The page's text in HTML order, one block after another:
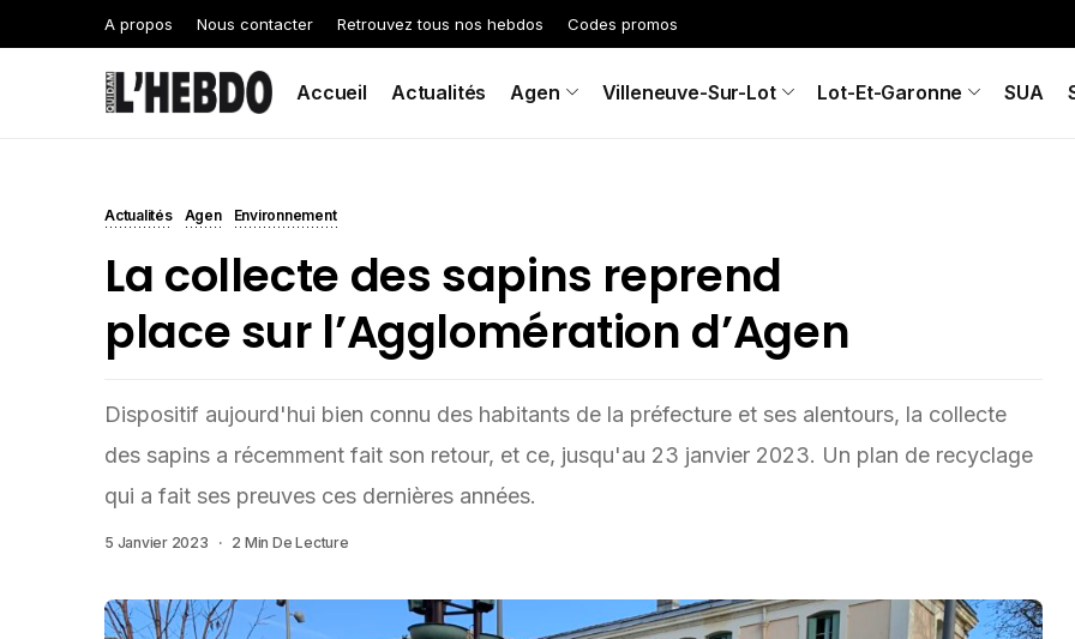
A propos Nous contacter Retrouvez tous nos hebdos Codes promos
Accueil Actualités Agen Villeneuve-Sur-Lot Lot-Et-Garonne SUA
Actualités Agen Environnement
La collecte des sapins reprend
place sur l’Agglomération d’Agen
Dispositif aujourd'hui bien connu des habitants de la préfecture et ses alentours, la collecte
des sapins a récemment fait son retour, et ce, jusqu'au 23 janvier 2023. Un plan de recyclage
qui a fait ses preuves ces dernières années.
5 Janvier 2023 2 Min De Lecture